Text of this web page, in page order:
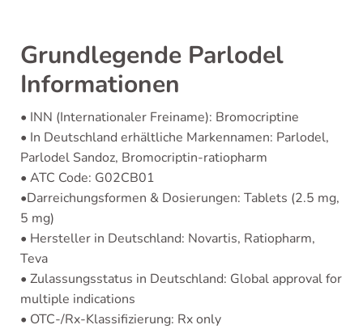
Grundlegende Parlodel
Informationen
• INN (Internationaler Freiname): Bromocriptine
• In Deutschland erhältliche Markennamen: Parlodel,
Parlodel Sandoz, Bromocriptin-ratiopharm
• ATC Code: G02CB01
•Darreichungsformen & Dosierungen: Tablets (2.5 mg,
5 mg)
• Hersteller in Deutschland: Novartis, Ratiopharm,
Teva
• Zulassungsstatus in Deutschland: Global approval for
multiple indications
• OTC-/Rx-Klassifizierung: Rx only